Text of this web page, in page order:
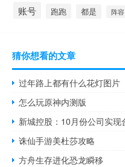
账号 跑跑 都是 阵容
猜你想看的文章
过年路上都有什么花灯图片
怎么玩原神内测版
诛仙手游美杜莎攻略
方舟生存进化恐龙瞬移